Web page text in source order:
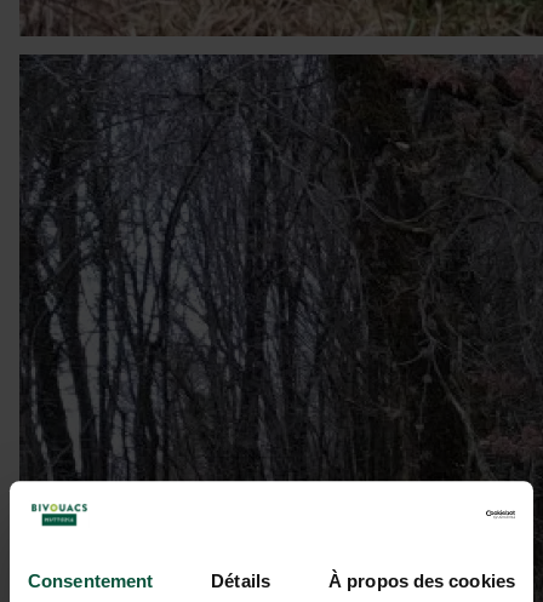
Consentement Détails À propos des cookies